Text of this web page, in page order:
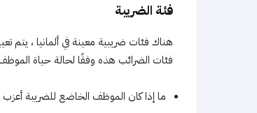
فئة الضريبة
هناك فئات ضريبية معينة في ألمانيا ،
فئات الضرائب هذه وفقًا لحالة حياة
ما إذا كان الموظف الخاضع للضريبة أعزب